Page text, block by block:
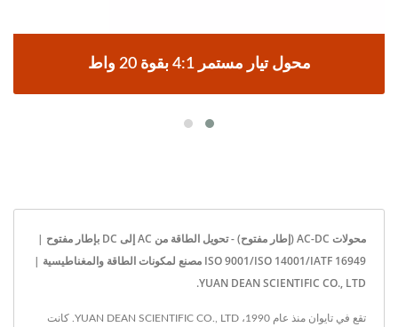
محول تيار مستمر 4:1 بقوة 20 واط
محولات AC-DC (إطار مفتوح) - تحويل الطاقة من AC إلى DC بإطار مفتوح |
ISO 9001/ISO 14001/IATF 16949 مصنع لمكونات الطاقة والمغناطيسية |
YUAN DEAN SCIENTIFIC CO., LTD.
تقع في تايوان منذ عام 1990، YUAN DEAN SCIENTIFIC CO., LTD. كانت